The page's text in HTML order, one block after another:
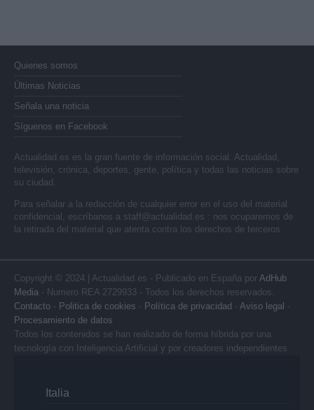
Quienes somos
Últimas Noticias
Señala una noticia
Síguenos en Facebook
Actualidad.es es la gran fuente de información social. Actualidad,
televisión, crónica, deportes, gente, política y todas las noticias sobre
su ciudad.
Para señalar a la redacción de cualquier error en el uso del material
confidencial, escríbanos a staff@actualidad.es : nos ocuparemos de
la retirada del material que atenta contra los derechos de terceros.
Copyright © 2024 | Actualidad.es - Publicado en España por AdHub
Media - Numero REA 2729933 - Todos los derechos reservados.
Contacto - Politica de cookies - Política de privacidad - Aviso legal -
Procesamiento de datos
Todos los contenidos se han realizado de forma híbrida por una
tecnología con Inteligencia Artificial y por creadores independientes
Italia